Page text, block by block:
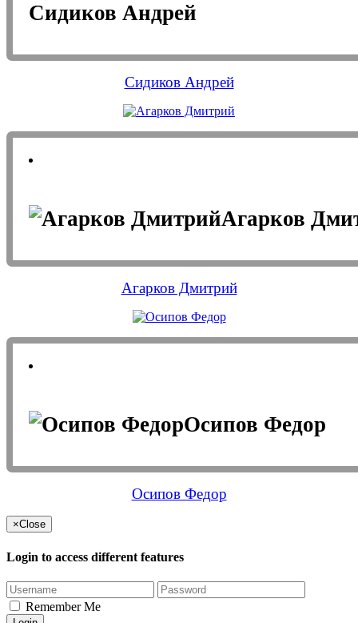
Сидиков Андрей
Сидиков Андрей
Агарков
Агарков Дмитрий
Осипов Федор
Осипов Федор
×Close
Login to access different features
Remember Me